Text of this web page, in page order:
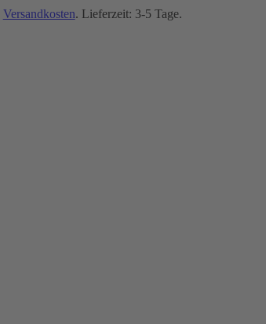
Versandkosten. Lieferzeit: 3-5 Tage.